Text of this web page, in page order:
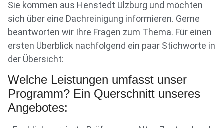
Sie kommen aus Henstedt Ulzburg und möchten
sich über eine Dachreinigung informieren. Gerne
beantworten wir Ihre Fragen zum Thema. Für einen
ersten Überblick nachfolgend ein paar Stichworte in
der Übersicht:
Welche Leistungen umfasst unser
Programm? Ein Querschnitt unseres
Angebotes: